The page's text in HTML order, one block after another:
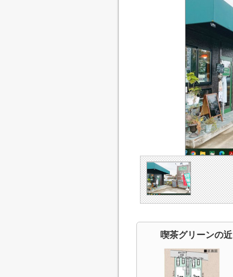
喫茶グリーンの